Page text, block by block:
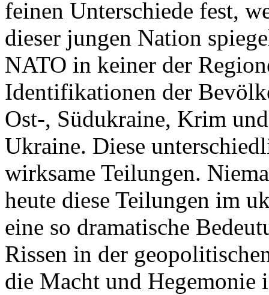
feinen Unterschiede fest,
dieser jungen Nation
NATO in keiner der
Identifikationen der
Ost-, Südukraine, Krim
Ukraine. Diese
wirksame Teilungen.
heute diese Teilungen im
eine so dramatische
Rissen in der
die Macht und Hegemonie